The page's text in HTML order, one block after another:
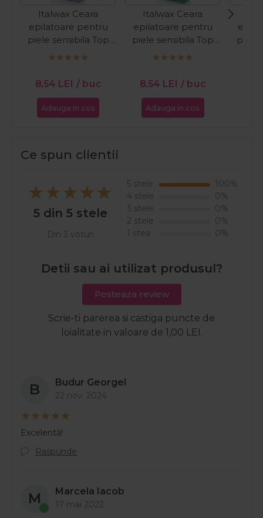
Italwax Ceara
epilatoare pentru
piele sensibila Top
Line Orchid 100ml
8,54 LEI / buc
Adauga in cos
Italwax Ceara
epilatoare pentru
piele sensibila Top
Line Emerald 100ml
8,54 LEI / buc
Adauga in cos
piele
Ce spun clientii
5 din 5 stele
Din 3 voturi
5 stele
100%
4 stele
0%
3 stele
0%
2 stele
0%
1 stea
0%
Detii sau ai utilizat produsul?
Posteaza review
Scrie-ti parerea si castiga puncte de
loialitate in valoare de 1,00 LEI.
B Budur Georgel
22 nov. 2024
Excelentă!
Raspunde
M Marcela Iacob
17 mai 2022